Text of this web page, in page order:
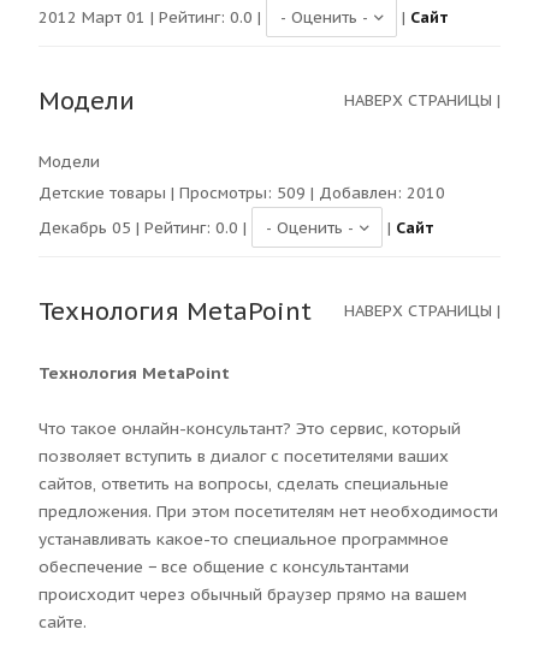
2012 Март 01 | Рейтинг: 0.0 | | Сайт
Модели НАВЕРХ СТРАНИЦЫ |
Модели
Детские товары | Просмотры: 509 | Добавлен: 2010
Декабрь 05 | Рейтинг: 0.0 | | Сайт
Технология MetaPoint НАВЕРХ СТРАНИЦЫ |
Технология MetaPoint
Что такое онлайн-консультант? Это сервис, который
позволяет вступить в диалог с посетителями ваших
сайтов, ответить на вопросы, сделать специальные
предложения. При этом посетителям нет необходимости
устанавливать какое-то специальное программное
обеспечение − все общение с консультантами
происходит через обычный браузер прямо на вашем
сайте.